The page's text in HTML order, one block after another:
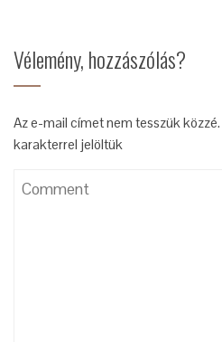
Vélemény, hozzászólás?
Az e-mail címet nem tesszük közzé.
karakterrel jelöltük